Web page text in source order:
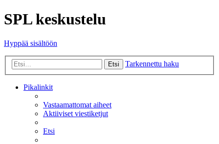
SPL keskustelu
Hyppää sisältöön
Etsi Tarkennettu haku
Pikalinkit
Vastaamattomat aiheet
Aktiiviset viestiketjut
Etsi